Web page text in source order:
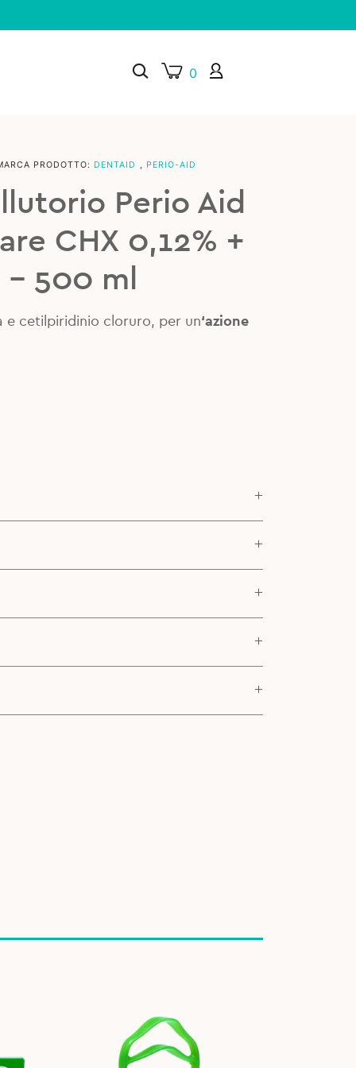
0
PRODOTTO: DENTAID , PERIO-AID
Perio Aid
CHX 0,12% +
500 ml
e cetilpiridinio cloruro, per un‘azione